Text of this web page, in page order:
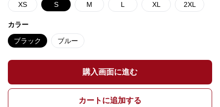
XS S M L XL 2XL
カラー
ブラック ブルー
購入画面に進む
カートに追加する